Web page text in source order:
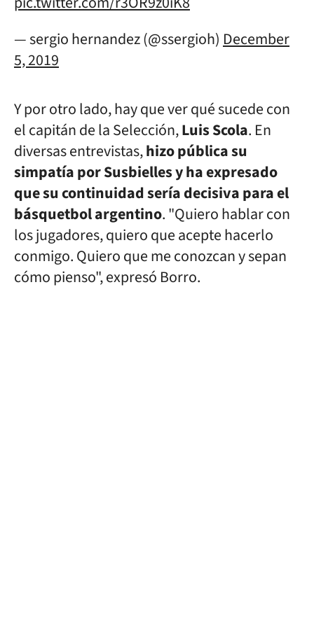
— sergio hernandez (@ssergioh) December
5, 2019
Y por otro lado, hay que ver qué sucede con
el capitán de la Selección,Luis Scola. En
diversas entrevistas,hizo pública su
simpatía por Susbielles y ha expresado
que su continuidad sería decisiva para el
básquetbol argentino. "Quiero hablar con
los jugadores, quiero que acepte hacerlo
conmigo. Quiero que me conozcan y sepan
cómo pienso", expresó Borro.